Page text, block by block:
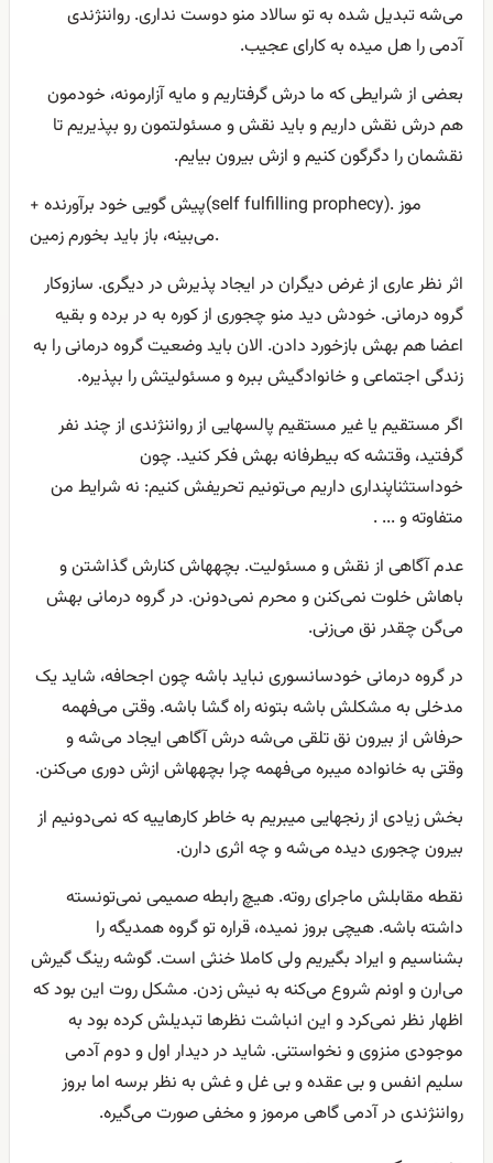
می‌شه تبدیل شده به تو سالاد منو دوست نداری. رواننژندی
آدمی را هل میده به کارای عجیب.
بعضی از شرایطی که ما درش گرفتاریم و مایه آزارمونه، خودمون
هم درش نقش داریم و باید نقش و مسئولتمون رو بپذیریم تا
نقشمان را دگرگون کنیم و ازش بیرون بیایم.
+ پیش گویی خود برآورنده(self fulfilling prophecy). موز
می‌بینه، باز باید بخورم زمین.
اثر نظر عاری از غرض دیگران در ایجاد پذیرش در دیگری. سازوکار
گروه درمانی. خودش دید منو چجوری از کوره به در برده و بقیه
اعضا هم بهش بازخورد دادن. الان باید وضعیت گروه درمانی را به
زندگی اجتماعی و خانوادگیش ببره و مسئولیتش را بپذیره.
اگر مستقیم یا غیر مستقیم پالسهایی از رواننژندی از چند نفر
گرفتید، وقتشه که بیطرفانه بهش فکر کنید. چون
خوداستثناپنداری داریم می‌تونیم تحریفش کنیم: نه شرایط من
متفاوته و ... .
عدم آگاهی از نقش و مسئولیت. بچههاش کنارش گذاشتن و
باهاش خلوت نمی‌کنن و محرم نمی‌دونن. در گروه درمانی بهش
می‌گن چقدر نق می‌زنی.
در گروه درمانی خودسانسوری نباید باشه چون اجحافه، شاید یک
مدخلی به مشکلش باشه بتونه راه گشا باشه. وقتی می‌فهمه
حرفاش از بیرون نق تلقی می‌شه درش آگاهی ایجاد می‌شه و
وقتی به خانواده میبره می‌فهمه چرا بچههاش ازش دوری می‌کنن.
بخش زیادی از رنجهایی میبریم به خاطر کارهاییه که نمی‌دونیم از
بیرون چجوری دیده می‌شه و چه اثری دارن.
نقطه مقابلش ماجرای روته. هیچ رابطه صمیمی نمی‌تونسته
داشته باشه. هیچی بروز نمیده، قراره تو گروه همدیگه را
بشناسیم و ایراد بگیریم ولی کاملا خنثی است. گوشه رینگ گیرش
می‌ارن و اونم شروع می‌کنه به نیش زدن. مشکل روت این بود که
اظهار نظر نمی‌کرد و این انباشت نظرها تبدیلش کرده بود به
موجودی منزوی و نخواستنی. شاید در دیدار اول و دوم آدمی
سلیم انفس و بی عقده و بی غل و غش به نظر برسه اما بروز
رواننژندی در آدمی گاهی مرموز و مخفی صورت می‌گیره.